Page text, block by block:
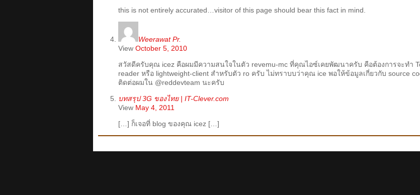
this is not entirely accurated…visitor of this page should bear this fact in mind.
Weerawat Pr.
View October 5, 2010
สวัสดีครับคุณ icez คือผมมีความสนใจในตัว revemu-mc ที่คุณไอซ์เคยพัฒนาครับ คือต้องการจะทำ
reader หรือ lightweight-client สำหรับตัว ro ครับ ไม่ทราบบว่าคุณ ice พอให้ข้อมูลเกี่ยวกับ source
ติดต่อผมใน @reddevteam นะครับ
บทสรุป 3G ของไทย | IT-Clever.com
View May 4, 2011
[…] ก็เจอที่ blog ของคุณ icez […]